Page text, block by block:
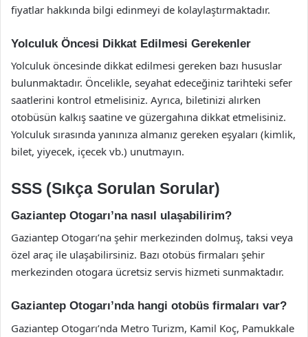
fiyatlar hakkında bilgi edinmeyi de kolaylaştırmaktadır.
Yolculuk Öncesi Dikkat Edilmesi Gerekenler
Yolculuk öncesinde dikkat edilmesi gereken bazı hususlar
bulunmaktadır. Öncelikle, seyahat edeceğiniz tarihteki sefer
saatlerini kontrol etmelisiniz. Ayrıca, biletinizi alırken
otobüsün kalkış saatine ve güzergahına dikkat etmelisiniz.
Yolculuk sırasında yanınıza almanız gereken eşyaları (kimlik,
bilet, yiyecek, içecek vb.) unutmayın.
SSS (Sıkça Sorulan Sorular)
Gaziantep Otogarı’na nasıl ulaşabilirim?
Gaziantep Otogarı’na şehir merkezinden dolmuş, taksi veya
özel araç ile ulaşabilirsiniz. Bazı otobüs firmaları şehir
merkezinden otogara ücretsiz servis hizmeti sunmaktadır.
Gaziantep Otogarı’nda hangi otobüs firmaları var?
Gaziantep Otogarı’nda Metro Turizm, Kamil Koç, Pamukkale